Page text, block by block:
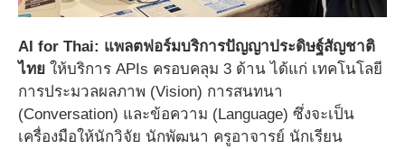
AI for Thai: แพลตฟอร์มบริการปัญญาประดิษฐ์สัญชาติ
ไทย ให้บริการ APIs ครอบคลุม 3 ด้าน ได้แก่ เทคโนโลยี
การประมวลผลภาพ (Vision) การสนทนา
(Conversation) และข้อความ (Language) ซึ่งจะเป็น
เครื่องมือให้นักวิจัย นักพัฒนา ครูอาจารย์ นักเรียน